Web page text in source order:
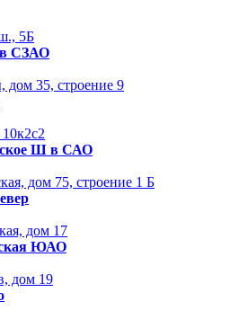
5Б
в СЗАО
35, строение 9
Ш в САО
дом 75, строение 1 Б
дом 17
ЮАО
дом 19